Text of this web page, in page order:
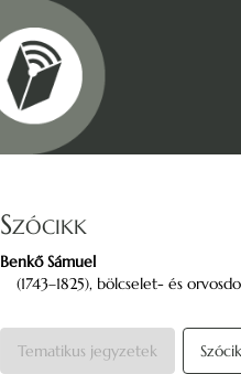
Szócikk
Benkő Sámuel
(1743–1825), bölcselet- és
Tematikus jegyzetek